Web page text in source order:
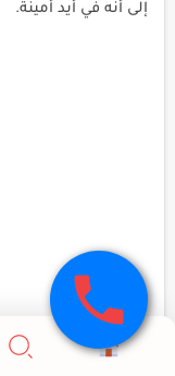
إلى أنه في أيد أمينة.